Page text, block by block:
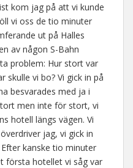
kom jag på att vi kunde
vi oss de tio minuter
ut på Halles
av någon S-Bahn
problem: Hur stort var
skulle vi bo? Vi gick in på
besvarades med ja i
men inte för stort, vi
hotell längs vägen. Vi
jag, vi gick in
kanske tio minuter
första hotellet vi såg var